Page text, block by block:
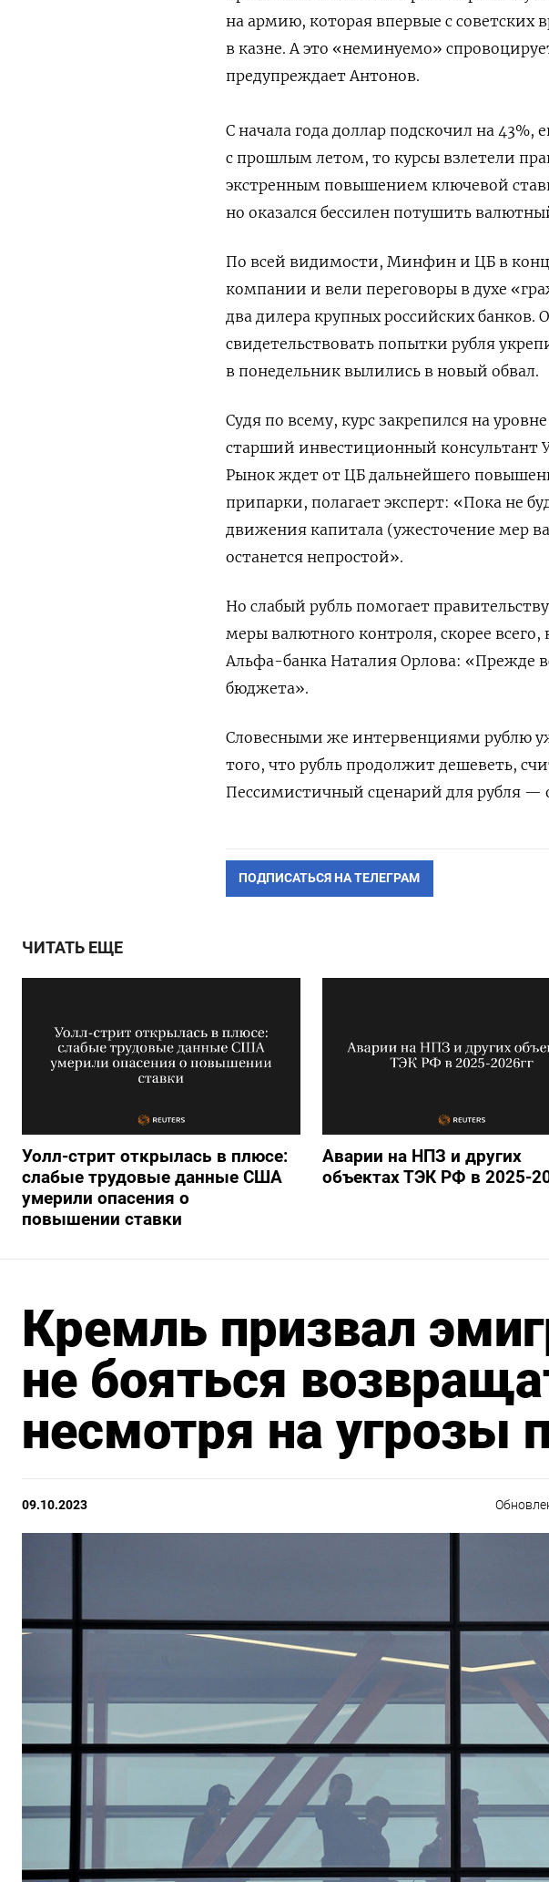
на армию, которая впервые с советских
в казне. А это «неминуемо»
предупреждает Антонов.
С начала года доллар подскочил на
с прошлым летом, то курсы взлетели
экстренным повышением ключевой
но оказался бессилен потушить
По всей видимости, Минфин и ЦБ в
компании и вели переговоры в духе
два дилера крупных российских банков.
свидетельствовать попытки рубля
в понедельник вылились в новый обвал.
Судя по всему, курс закрепился на
старший инвестиционный
Рынок ждет от ЦБ дальнейшего
припарки, полагает эксперт: «Пока не
движения капитала (ужесточение мер
останется непростой».
Но слабый рубль помогает
меры валютного контроля, скорее
Альфа-банка Наталия Орлова: «Прежде
бюджета».
Словесными же интервенциями рублю
того, что рубль продолжит дешеветь,
Пессимистичный сценарий для рубля —
ПОДПИСАТЬСЯ НА ТЕЛЕГРАМ
ЧИТАТЬ ЕЩЕ
Уолл-стрит открылась в плюсе:
слабые трудовые данные США
умерили опасения о
повышении ставки
Аварии на НПЗ и других
объектах ТЭК РФ в 2025-
Кремль призвал
не бояться
несмотря на угрозы
09.10.2023